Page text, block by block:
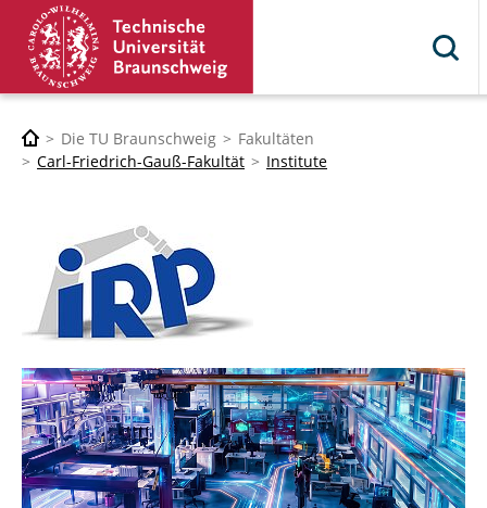
Die TU Braunschweig
Fakultäten
Carl-Friedrich-Gauß-Fakultät
Institute